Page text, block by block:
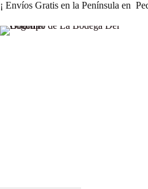
Saltar
contenido
¡ Envíos Gratis en la Península en